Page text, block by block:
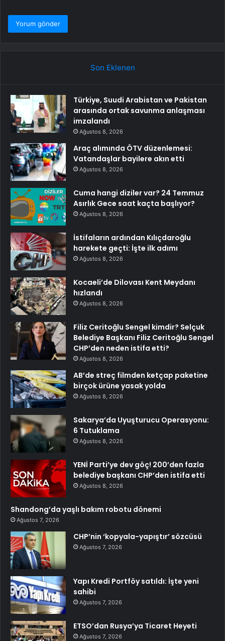
Son Eklenen
Türkiye, Suudi Arabistan ve Pakistan
arasında ortak savunma anlaşması
imzalandı
Ağustos 8, 2026
Araç alımında ÖTV düzenlemesi:
Vatandaşlar bayilere akın etti
Ağustos 8, 2026
Cuma hangi diziler var? 24 Temmuz
Asırlık Gece saat kaçta başlıyor?
Ağustos 8, 2026
İstifaların ardından Kılıçdaroğlu
harekete geçti: İşte ilk adımı
Ağustos 8, 2026
Kocaeli’de Dilovası Kent Meydanı
hızlandı
Ağustos 8, 2026
Filiz Ceritoğlu Sengel kimdir? Selçuk
Belediye Başkanı Filiz Ceritoğlu Sengel
CHP’den neden istifa etti?
Ağustos 8, 2026
AB’de streç filmden ketçap paketine
birçok ürüne yasak yolda
Ağustos 8, 2026
Sakarya’da Uyuşturucu Operasyonu:
6 Tutuklama
Ağustos 8, 2026
YENİ Parti’ye dev göç! 200’den fazla
belediye başkanı CHP’den istifa etti
Ağustos 8, 2026
Shandong’da yaşlı bakım robotu dönemi
Ağustos 7, 2026
CHP’nin ‘kopyala-yapıştır’ sözcüsü
Ağustos 7, 2026
Yapı Kredi Portföy satıldı: İşte yeni
sahibi
Ağustos 7, 2026
ETSO’dan Rusya’ya Ticaret Heyeti
Ağustos 7, 2026